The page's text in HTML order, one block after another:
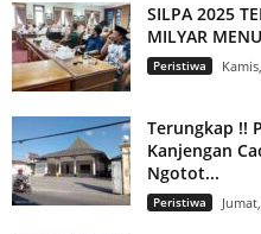
SILPA 2025
MILYAR
Peristiwa
Terungkap !!
Kanjengan
Ngotot...
Peristiwa